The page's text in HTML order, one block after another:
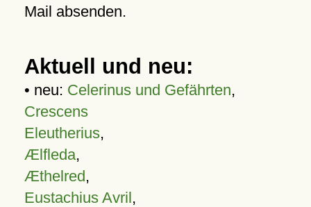
Mail absenden.
Aktuell und neu:
• neu: Celerinus und Gefährten,
Crescens
Eleutherius,
Ælfleda,
Æthelred,
Eustachius Avril,